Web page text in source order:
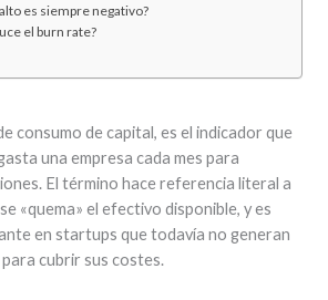
es siempre negativo?
el burn rate?
consumo de capital, es el indicador que
una empresa cada mes para
El término hace referencia literal a
«quema» el efectivo disponible, y es
en startups que todavía no generan
cubrir sus costes.